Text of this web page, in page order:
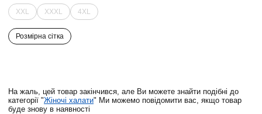
XXL XXXL 4XL
Розмірна сітка
На жаль, цей товар закінчився, але Ви можете знайти подібні до
категорії "Жіночі халати" Ми можемо повідомити вас, якщо товар
буде знову в наявності